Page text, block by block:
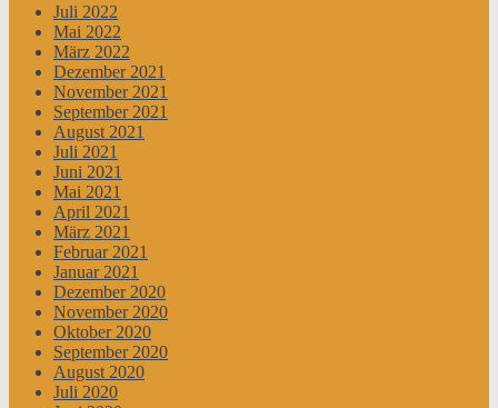
Juli 2022
Mai 2022
März 2022
Dezember 2021
November 2021
September 2021
August 2021
Juli 2021
Juni 2021
Mai 2021
April 2021
März 2021
Februar 2021
Januar 2021
Dezember 2020
November 2020
Oktober 2020
September 2020
August 2020
Juli 2020